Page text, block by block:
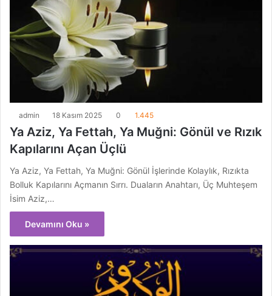
admin 18 Kasım 2025 0 1.445
Ya Aziz, Ya Fettah, Ya Muğni: Gönül ve Rızık
Kapılarını Açan Üçlü
Ya Aziz, Ya Fettah, Ya Muğni: Gönül İşlerinde Kolaylık, Rızıkta
Bolluk Kapılarını Açmanın Sırrı. Duaların Anahtarı, Üç Muhteşem
İsim Aziz,…
Devamını Oku »